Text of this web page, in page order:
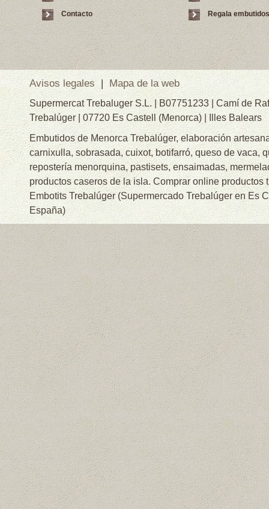
Contacto Regala embutidos
Avisos legales | Mapa de la web
Supermercat Trebaluger S.L. | B07751233 | Camí de
Trebalúger | 07720 Es Castell (Menorca) | Illes Balears
Embutidos de Menorca Trebalúger, elaboración
carnixulla, sobrasada, cuixot, botifarró, queso de vaca,
repostería menorquina, pastisets, ensaimadas,
productos caseros de la isla. Comprar online productos
Embotits Trebalúger (Supermercado Trebalúger en Es
España)